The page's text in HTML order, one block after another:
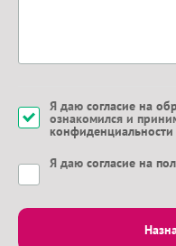
Я даю согласие на
ознакомился и
конфиденциальности
Я даю согласие на